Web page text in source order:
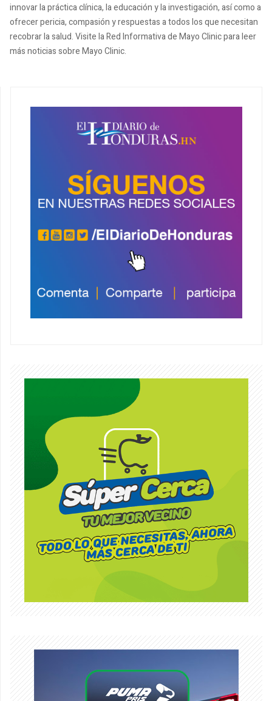
innovar la práctica clínica, la educación y la investigación, así como a
ofrecer pericia, compasión y respuestas a todos los que necesitan
recobrar la salud. Visite la Red Informativa de Mayo Clinic para leer
más noticias sobre Mayo Clinic.